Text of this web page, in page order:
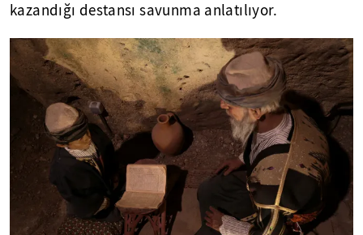
kazandığı destansı savunma anlatılıyor.